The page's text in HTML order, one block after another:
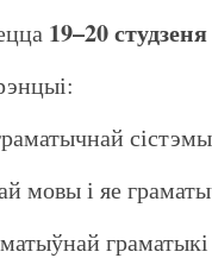
19–20
мовы і яе